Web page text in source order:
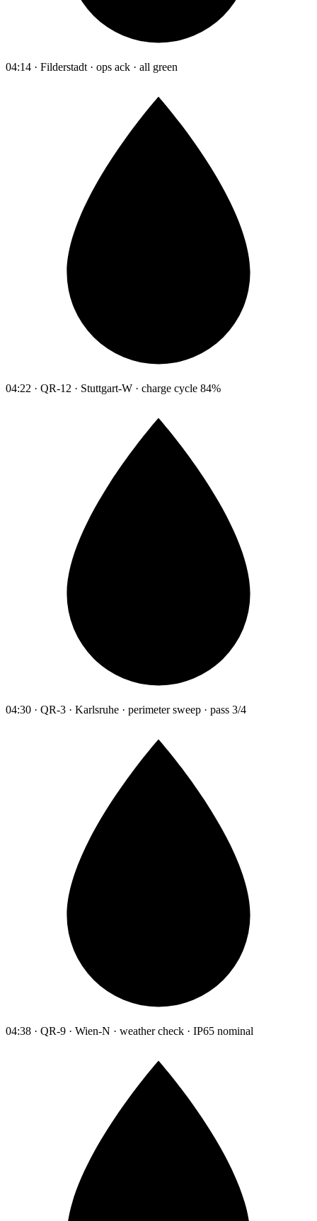
04:14 · Filderstadt · ops ack · all green
04:22 · QR-12 · Stuttgart-W · charge cycle 84%
04:30 · QR-3 · Karlsruhe · perimeter sweep · pass 3/4
04:38 · QR-9 · Wien-N · weather check · IP65 nominal